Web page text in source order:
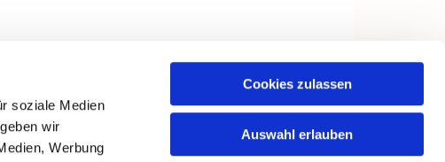
soziale Medien
wir
Werbung
Cookies zulassen
Auswahl erlauben